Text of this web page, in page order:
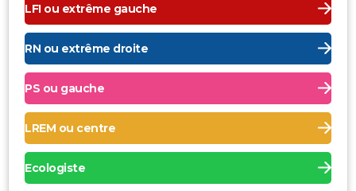
LFI ou extrême gauche
RN ou extrême droite
PS ou gauche
LREM ou centre
Ecologiste